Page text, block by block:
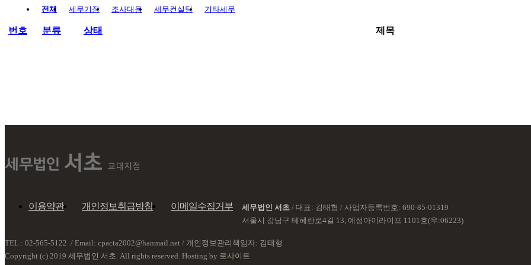
전체 세무기장 조사대응 세무컨설팅 기타세무
번호 분류 상태 제목
이용약관 개인정보취급방침 이메일수집거부 세무법인 서초 / 대표: 김태형 / 사업자등록번호: 690-85-01319
서울시 강남구 테헤란로4길 13, 예성아이라이프 1101호(우:06223)
TEL : 02-565-5122 / Email: cpacta2002@hanmail.net / 개인정보관리책임자: 김태형
Copyright (c) 2019 세무법인 서초. All rights reserved. Hosting by 로사이트